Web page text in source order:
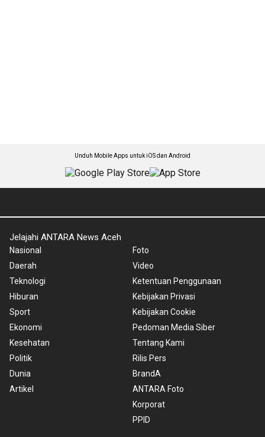
Unduh Mobile Apps untuk iOS dan Android
Jelajahi ANTARA News Aceh
Nasional
Daerah
Teknologi
Hiburan
Sport
Ekonomi
Kesehatan
Politik
Dunia
Artikel
Foto
Video
Ketentuan Penggunaan
Kebijakan Privasi
Kebijakan Cookie
Pedoman Media Siber
Tentang Kami
Rilis Pers
BrandA
ANTARA Foto
Korporat
PPID